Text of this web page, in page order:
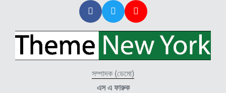
সম্পাদক (ডেমো)
এস এ ফারুক